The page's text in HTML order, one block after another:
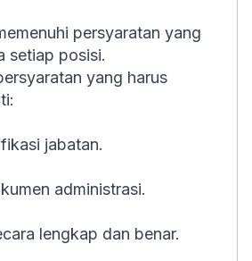
persyaratan yang
setiap posisi.
yang harus
jabatan.
administrasi.
lengkap dan benar.